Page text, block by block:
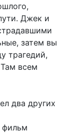
Джек и
затем вы
трагедий,
всем
два других
фильм